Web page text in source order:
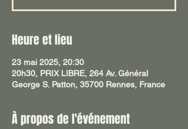
Heure et lieu
23 mai 2025, 20:30
20h30, PRIX LIBRE, 264 Av. Général
George S. Patton, 35700 Rennes, France
À propos de l'événement